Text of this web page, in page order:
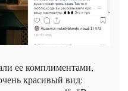
ее комплиментами,
красивый вид: